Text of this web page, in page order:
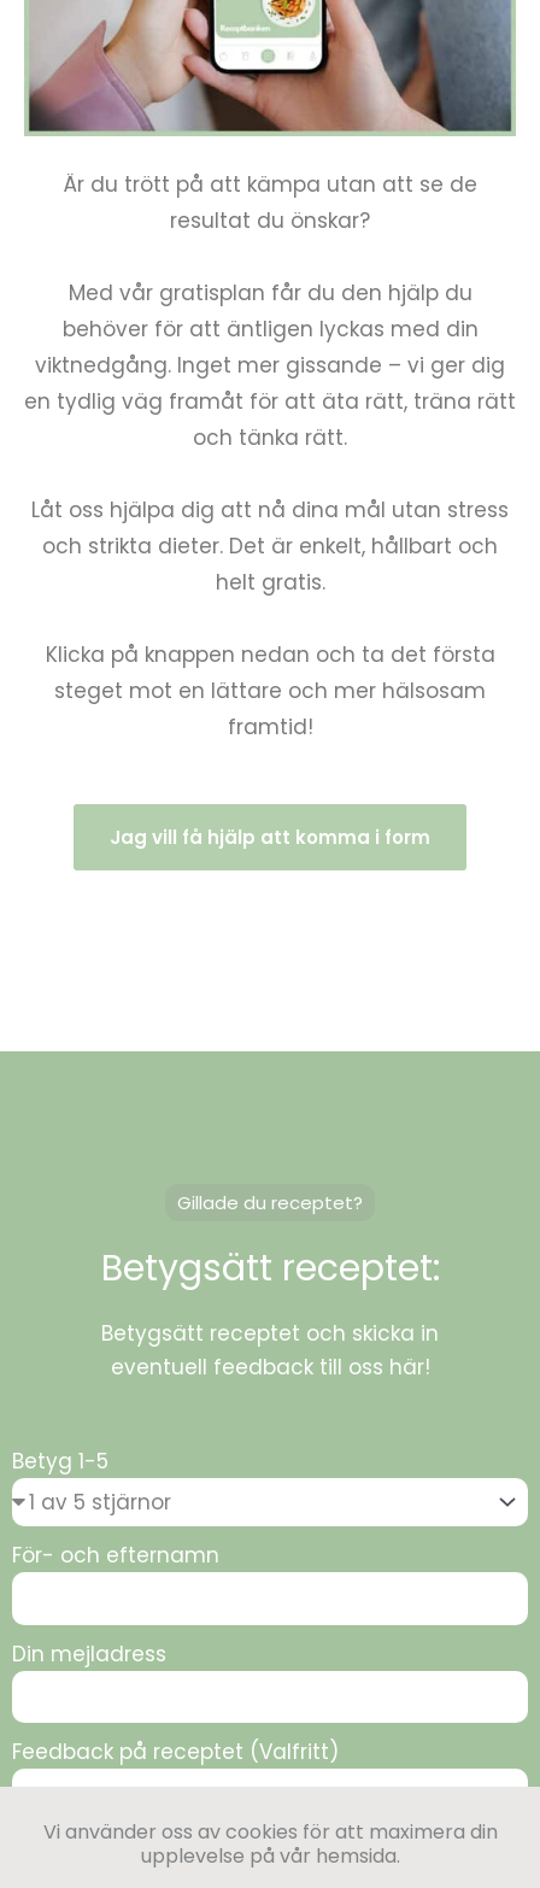
Är du trött på att kämpa utan att se de
resultat du önskar?
Med vår gratisplan får du den hjälp du
behöver för att äntligen lyckas med din
viktnedgång. Inget mer gissande – vi ger dig
en tydlig väg framåt för att äta rätt, träna rätt
och tänka rätt.
Låt oss hjälpa dig att nå dina mål utan stress
och strikta dieter. Det är enkelt, hållbart och
helt gratis.
Klicka på knappen nedan och ta det första
steget mot en lättare och mer hälsosam
framtid!
Jag vill få hjälp att komma i form
Gillade du receptet?
Betygsätt receptet:
Betygsätt receptet och skicka in
eventuell feedback till oss här!
Betyg 1-5
För- och efternamn
Din mejladress
Feedback på receptet (Valfritt)
Skicka
Vi använder oss av cookies för att maximera din
upplevelse på vår hemsida.